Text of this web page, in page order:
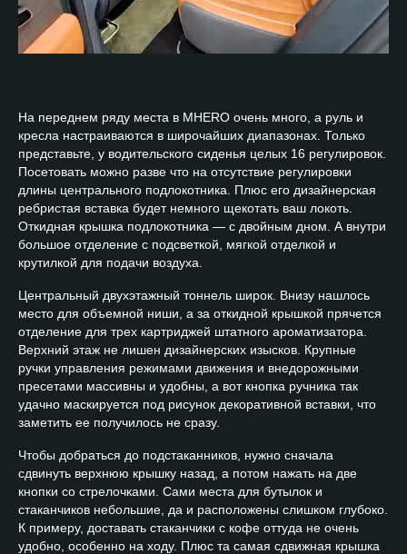
На переднем ряду места в MHERO очень много, а руль и
кресла настраиваются в широчайших диапазонах. Только
представьте, у водительского сиденья целых 16 регулировок.
Посетовать можно разве что на отсутствие регулировки
длины центрального подлокотника. Плюс его дизайнерская
ребристая вставка будет немного щекотать ваш локоть.
Откидная крышка подлокотника — с двойным дном. А внутри
большое отделение с подсветкой, мягкой отделкой и
крутилкой для подачи воздуха.
Центральный двухэтажный тоннель широк. Внизу нашлось
место для объемной ниши, а за откидной крышкой прячется
отделение для трех картриджей штатного ароматизатора.
Верхний этаж не лишен дизайнерских изысков. Крупные
ручки управления режимами движения и внедорожными
пресетами массивны и удобны, а вот кнопка ручника так
удачно маскируется под рисунок декоративной вставки, что
заметить ее получилось не сразу.
Чтобы добраться до подстаканников, нужно сначала
сдвинуть верхнюю крышку назад, а потом нажать на две
кнопки со стрелочками. Сами места для бутылок и
стаканчиков небольшие, да и расположены слишком глубоко.
К примеру, доставать стаканчики с кофе оттуда не очень
удобно, особенно на ходу. Плюс та самая сдвижная крышка